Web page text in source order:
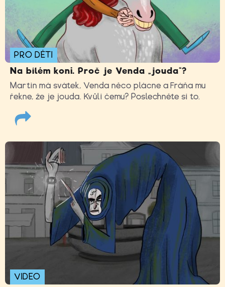
PRO DĚTI
Na bílém koni. Proč je Venda „jouda“?
Martin má svátek, Venda něco plácne a Fráňa mu
řekne, že je jouda. Kvůli čemu? Poslechněte si to.
VIDEO